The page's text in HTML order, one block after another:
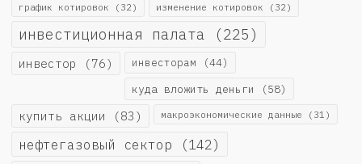
график котировок (32) изменение котировок (32)
инвестиционная палата (225)
инвестор (76) инвесторам (44)
куда вложить деньги (58)
купить акции (83) макроэкономические данные (31)
нефтегазовый сектор (142)